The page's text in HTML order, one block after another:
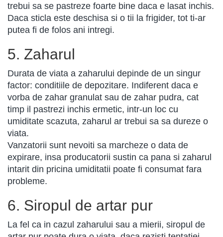
trebui sa se pastreze foarte bine daca e lasat inchis.
Daca sticla este deschisa si o tii la frigider, tot ti-ar
putea fi de folos ani intregi.
5. Zaharul
Durata de viata a zaharului depinde de un singur
factor: conditiile de depozitare. Indiferent daca e
vorba de zahar granulat sau de zahar pudra, cat
timp il pastrezi inchis ermetic, intr-un loc cu
umiditate scazuta, zaharul ar trebui sa sa dureze o
viata.
Vanzatorii sunt nevoiti sa marcheze o data de
expirare, insa producatorii sustin ca pana si zaharul
intarit din pricina umiditatii poate fi consumat fara
probleme.
6. Siropul de artar pur
La fel ca in cazul zaharului sau a mierii, siropul de